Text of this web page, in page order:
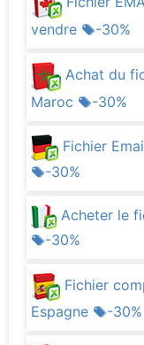
vendre
-30%
Achat du
Maroc
-30%
Fichier
-30%
Acheter le
-30%
Fichier
Espagne
-30%